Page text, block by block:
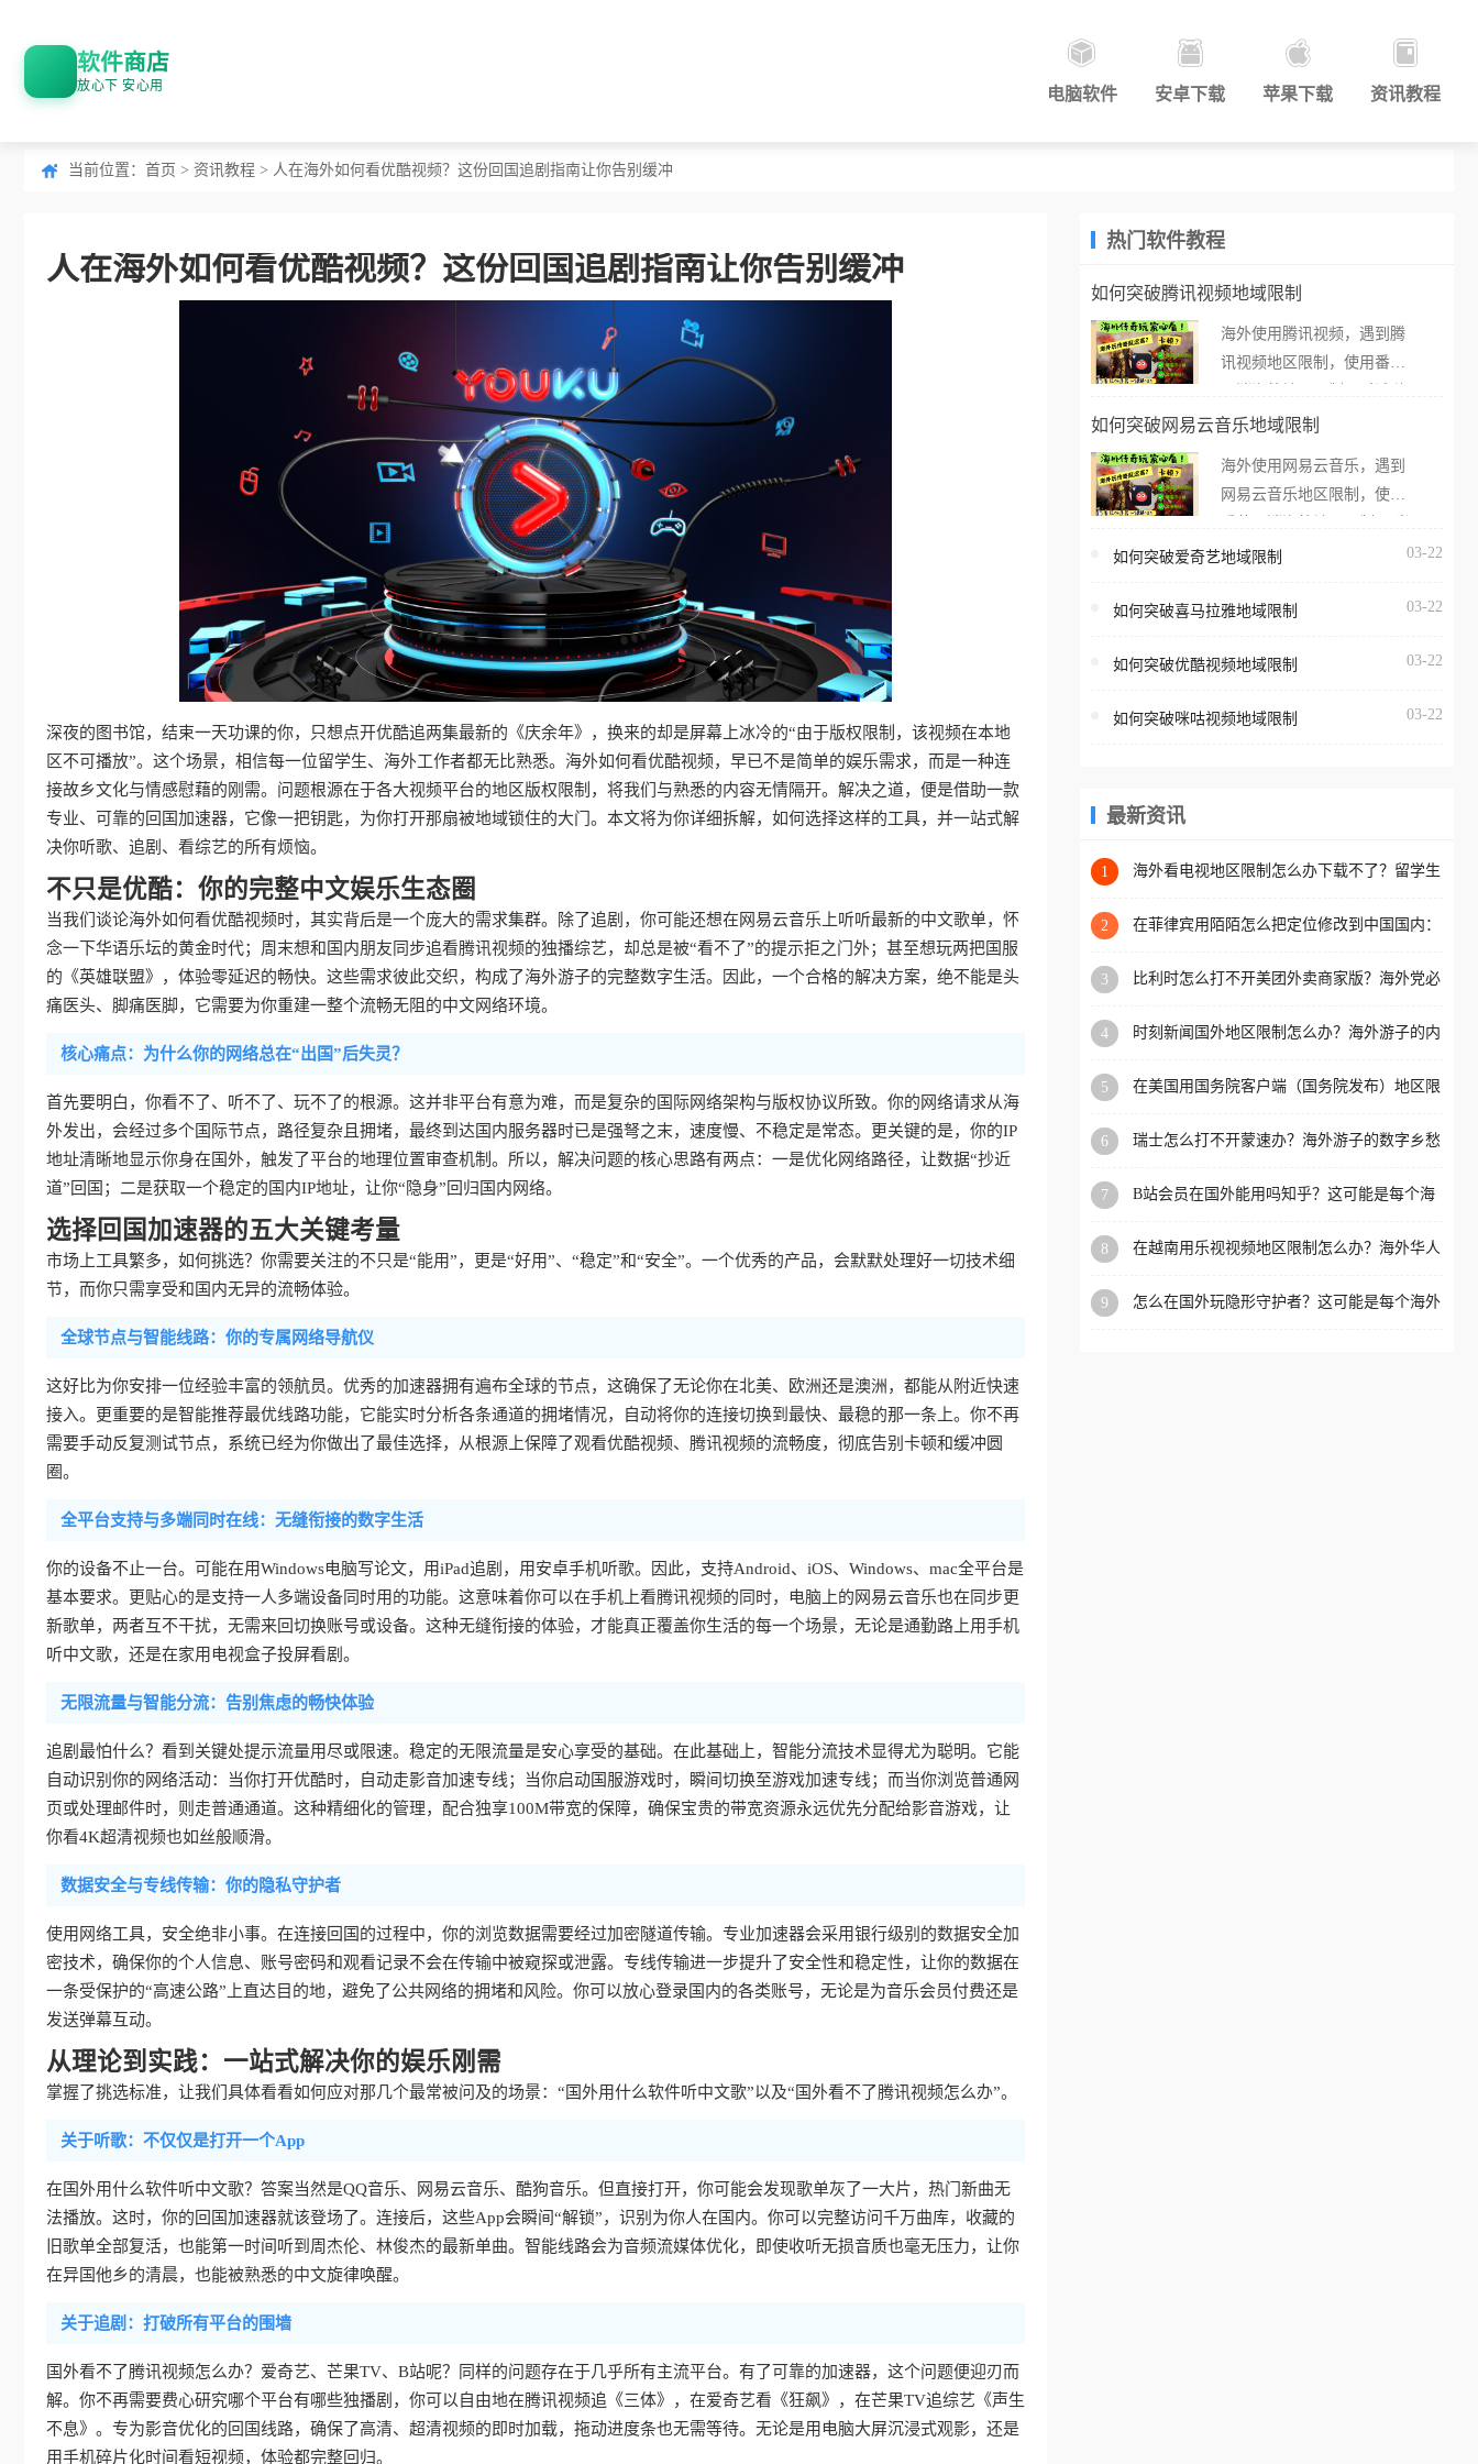
软件商店
放心下 安心用 电脑软件 安卓下载 苹果下载 资讯教程
当前位置： 首页 > 资讯教程 > 人在海外如何看优酷视频？这份回国追剧指南让你告别缓冲
人在海外如何看优酷视频？这份回国追剧指南让你告别缓冲
深夜的图书馆，结束一天功课的你，只想点开优酷追两集最新的《庆余年》，换来的却是屏幕上冰冷的“由于版权限制，该视频在本地
区不可播放”。这个场景，相信每一位留学生、海外工作者都无比熟悉。海外如何看优酷视频，早已不是简单的娱乐需求，而是一种连
接故乡文化与情感慰藉的刚需。问题根源在于各大视频平台的地区版权限制，将我们与熟悉的内容无情隔开。解决之道，便是借助一款
专业、可靠的回国加速器，它像一把钥匙，为你打开那扇被地域锁住的大门。本文将为你详细拆解，如何选择这样的工具，并一站式解
决你听歌、追剧、看综艺的所有烦恼。
不只是优酷：你的完整中文娱乐生态圈
当我们谈论海外如何看优酷视频时，其实背后是一个庞大的需求集群。除了追剧，你可能还想在网易云音乐上听听最新的中文歌单，怀
念一下华语乐坛的黄金时代；周末想和国内朋友同步追看腾讯视频的独播综艺，却总是被“看不了”的提示拒之门外；甚至想玩两把国服
的《英雄联盟》，体验零延迟的畅快。这些需求彼此交织，构成了海外游子的完整数字生活。因此，一个合格的解决方案，绝不能是头
痛医头、脚痛医脚，它需要为你重建一整个流畅无阻的中文网络环境。
核心痛点：为什么你的网络总在“出国”后失灵？
首先要明白，你看不了、听不了、玩不了的根源。这并非平台有意为难，而是复杂的国际网络架构与版权协议所致。你的网络请求从海
外发出，会经过多个国际节点，路径复杂且拥堵，最终到达国内服务器时已是强弩之末，速度慢、不稳定是常态。更关键的是，你的IP
地址清晰地显示你身在国外，触发了平台的地理位置审查机制。所以，解决问题的核心思路有两点：一是优化网络路径，让数据“抄近
道”回国；二是获取一个稳定的国内IP地址，让你“隐身”回归国内网络。
选择回国加速器的五大关键考量
市场上工具繁多，如何挑选？你需要关注的不只是“能用”，更是“好用”、“稳定”和“安全”。一个优秀的产品，会默默处理好一切技术细
节，而你只需享受和国内无异的流畅体验。
全球节点与智能线路：你的专属网络导航仪
这好比为你安排一位经验丰富的领航员。优秀的加速器拥有遍布全球的节点，这确保了无论你在北美、欧洲还是澳洲，都能从附近快速
接入。更重要的是智能推荐最优线路功能，它能实时分析各条通道的拥堵情况，自动将你的连接切换到最快、最稳的那一条上。你不再
需要手动反复测试节点，系统已经为你做出了最佳选择，从根源上保障了观看优酷视频、腾讯视频的流畅度，彻底告别卡顿和缓冲圆
圈。
全平台支持与多端同时在线：无缝衔接的数字生活
你的设备不止一台。可能在用Windows电脑写论文，用iPad追剧，用安卓手机听歌。因此，支持Android、iOS、Windows、mac全平台是
基本要求。更贴心的是支持一人多端设备同时用的功能。这意味着你可以在手机上看腾讯视频的同时，电脑上的网易云音乐也在同步更
新歌单，两者互不干扰，无需来回切换账号或设备。这种无缝衔接的体验，才能真正覆盖你生活的每一个场景，无论是通勤路上用手机
听中文歌，还是在家用电视盒子投屏看剧。
无限流量与智能分流：告别焦虑的畅快体验
追剧最怕什么？看到关键处提示流量用尽或限速。稳定的无限流量是安心享受的基础。在此基础上，智能分流技术显得尤为聪明。它能
自动识别你的网络活动：当你打开优酷时，自动走影音加速专线；当你启动国服游戏时，瞬间切换至游戏加速专线；而当你浏览普通网
页或处理邮件时，则走普通通道。这种精细化的管理，配合独享100M带宽的保障，确保宝贵的带宽资源永远优先分配给影音游戏，让
你看4K超清视频也如丝般顺滑。
数据安全与专线传输：你的隐私守护者
使用网络工具，安全绝非小事。在连接回国的过程中，你的浏览数据需要经过加密隧道传输。专业加速器会采用银行级别的数据安全加
密技术，确保你的个人信息、账号密码和观看记录不会在传输中被窥探或泄露。专线传输进一步提升了安全性和稳定性，让你的数据在
一条受保护的“高速公路”上直达目的地，避免了公共网络的拥堵和风险。你可以放心登录国内的各类账号，无论是为音乐会员付费还是
发送弹幕互动。
从理论到实践：一站式解决你的娱乐刚需
掌握了挑选标准，让我们具体看看如何应对那几个最常被问及的场景：“国外用什么软件听中文歌”以及“国外看不了腾讯视频怎么办”。
关于听歌：不仅仅是打开一个App
在国外用什么软件听中文歌？答案当然是QQ音乐、网易云音乐、酷狗音乐。但直接打开，你可能会发现歌单灰了一大片，热门新曲无
法播放。这时，你的回国加速器就该登场了。连接后，这些App会瞬间“解锁”，识别为你人在国内。你可以完整访问千万曲库，收藏的
旧歌单全部复活，也能第一时间听到周杰伦、林俊杰的最新单曲。智能线路会为音频流媒体优化，即使收听无损音质也毫无压力，让你
在异国他乡的清晨，也能被熟悉的中文旋律唤醒。
关于追剧：打破所有平台的围墙
国外看不了腾讯视频怎么办？爱奇艺、芒果TV、B站呢？同样的问题存在于几乎所有主流平台。有了可靠的加速器，这个问题便迎刃而
解。你不再需要费心研究哪个平台有哪些独播剧，你可以自由地在腾讯视频追《三体》，在爱奇艺看《狂飙》，在芒果TV追综艺《声生
不息》。专为影音优化的回国线路，确保了高清、超清视频的即时加载，拖动进度条也无需等待。无论是用电脑大屏沉浸式观影，还是
用手机碎片化时间看短视频，体验都完整回归。
热门软件教程
如何突破腾讯视频地域限制
海外使用腾讯视频，遇到腾
讯视频地区限制，使用番茄
外打开腾讯视频，却突然弹
地区无法播放”的提示语。
海外用户如香港、澳门、台
亚、欧洲等国家和地区时，
台一样，出现地区及版权限
地区播放。 遇到这个问题的
区工作、留学、定居等，都
权限制所困扰。
如何突破网易云音乐地域限制
海外使用网易云音乐，遇到
网易云音乐地区限制，使用
在海外打开网易云音乐，却
所在的地区无法播放”的提示
门、台湾、美国、加拿大、
区时，网易云音乐也会像其
回国加速器，即可解决「海
版权限制」的问题，无论人
国、加拿大、澳大利亚、欧
学、定居等，都可以使用，
扰。
如何突破爱奇艺地域限制 03-22
如何突破喜马拉雅地域限制 03-22
如何突破优酷视频地域限制 03-22
如何突破咪咕视频地域限制 03-22
最新资讯
1
海外看电视地区限制怎么办下载不了？留学生
2
在菲律宾用陌陌怎么把定位修改到中国国内：
3
比利时怎么打不开美团外卖商家版？海外党必
4
时刻新闻国外地区限制怎么办？海外游子的内
5
在美国用国务院客户端（国务院发布）地区限
6
瑞士怎么打不开蒙速办？海外游子的数字乡愁
7
B站会员在国外能用吗知乎？这可能是每个海
8
在越南用乐视视频地区限制怎么办？海外华人
9
怎么在国外玩隐形守护者？这可能是每个海外